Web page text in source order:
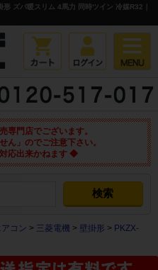
ズバ暖スリム 4馬力 同時ツイン 冷媒R32｜
専門店でございます。
ん」のでご注意下さい。
応出来かねます ◆
コン > 三菱電機 > 壁掛形 > PKZX-